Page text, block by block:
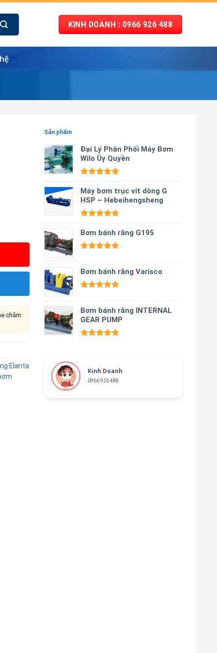
KINH DOANH : 0966 926 488
Sản phẩm
Đại Lý Phân Phối Máy Bơm
Wilo Ủy Quyền
hạng5.00
5 sao
Máy bơm trục vít dòng G
HSP – Hebeihengsheng
hạng5.00
5 sao
Bơm bánh răng G195
5 sao
Bơm bánh răng Varisco
5 sao
Bơm bánh răng INTERNAL
GEAR PUMP
Kinh Doanh
0966 926 488
chăm
Elanta